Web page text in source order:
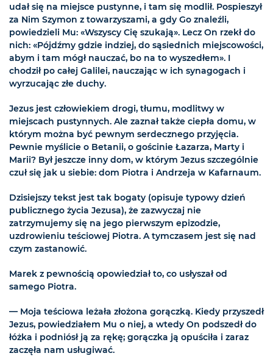
udał się na miejsce pustynne, i tam się modlił. Pospieszył
za Nim Szymon z towarzyszami, a gdy Go znaleźli,
powiedzieli Mu: «Wszyscy Cię szukają». Lecz On rzekł do
nich: «Pójdźmy gdzie indziej, do sąsiednich miejscowości,
abym i tam mógł nauczać, bo na to wyszedłem». I
chodził po całej Galilei, nauczając w ich synagogach i
wyrzucając złe duchy.
Jezus jest człowiekiem drogi, tłumu, modlitwy w
miejscach pustynnych. Ale zaznał także ciepła domu, w
którym można być pewnym serdecznego przyjęcia.
Pewnie myślicie o Betanii, o gościnie Łazarza, Marty i
Marii? Był jeszcze inny dom, w którym Jezus szczególnie
czuł się jak u siebie: dom Piotra i Andrzeja w Kafarnaum.
Dzisiejszy tekst jest tak bogaty (opisuje typowy dzień
publicznego życia Jezusa), że zazwyczaj nie
zatrzymujemy się na jego pierwszym epizodzie,
uzdrowieniu teściowej Piotra. A tymczasem jest się nad
czym zastanowić.
Marek z pewnością opowiedział to, co usłyszał od
samego Piotra.
— Moja teściowa leżała złożona gorączką. Kiedy przyszedł
Jezus, powiedziałem Mu o niej, a wtedy On podszedł do
łóżka i podniósł ją za rękę; gorączka ją opuściła i zaraz
zaczęła nam usługiwać.